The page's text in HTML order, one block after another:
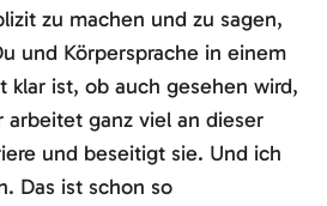
zu machen und zu sagen,
und Körpersprache in einem
klar ist, ob auch gesehen wird,
ganz viel an dieser
und beseitigt sie. Und ich
Das ist schon so